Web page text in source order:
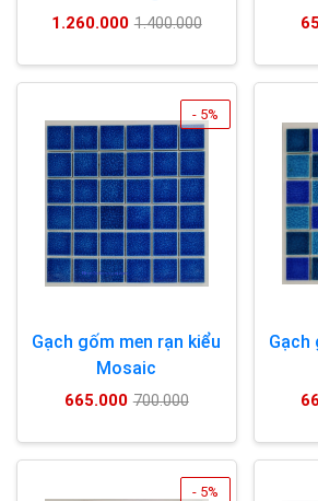
1.260.000 1.400.000
- 5%
Gạch gốm men rạn kiểu
Mosaic
665.000 700.000
Gạch
- 5%